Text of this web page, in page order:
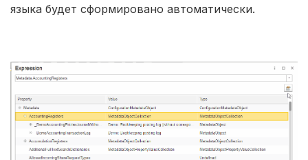
языка будет сформировано автоматически.